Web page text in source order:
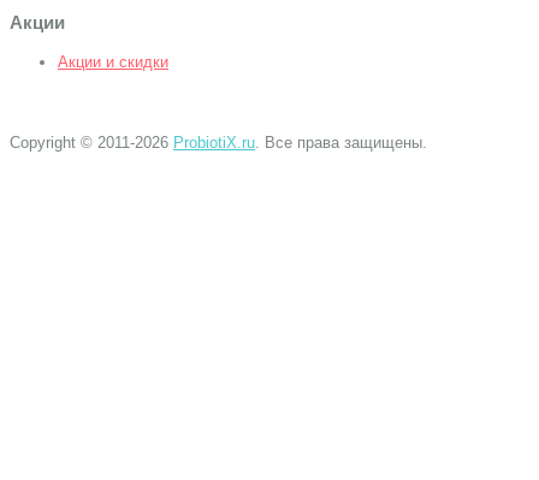
Акции
Акции и скидки
Copyright © 2011-2026 ProbiotiX.ru . Все права защищены.